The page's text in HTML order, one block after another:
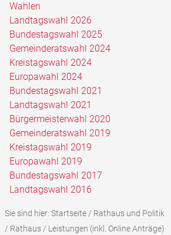
Wahlen
Landtagswahl 2026
Bundestagswahl 2025
Gemeinderatswahl 2024
Kreistagswahl 2024
Europawahl 2024
Bundestagswahl 2021
Landtagswahl 2021
Bürgermeisterwahl 2020
Gemeinderatswahl 2019
Kreistagswahl 2019
Europawahl 2019
Bundestagswahl 2017
Landtagswahl 2016
Sie sind hier: Startseite/ Rathaus und Politik
/ Rathaus/ Leistungen (inkl. Online Anträge)